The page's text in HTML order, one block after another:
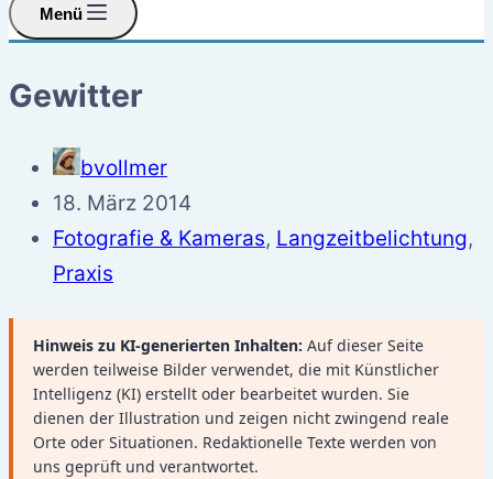
Menü
Gewitter
bvollmer
18. März 2014
Fotografie & Kameras, Langzeitbelichtung,
Praxis
Hinweis zu KI-generierten Inhalten: Auf dieser Seite
werden teilweise Bilder verwendet, die mit Künstlicher
Intelligenz (KI) erstellt oder bearbeitet wurden. Sie
dienen der Illustration und zeigen nicht zwingend reale
Orte oder Situationen. Redaktionelle Texte werden von
uns geprüft und verantwortet.